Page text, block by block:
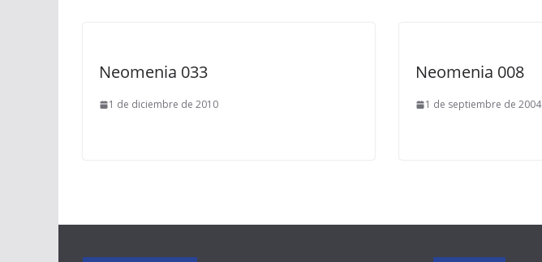
Neomenia 033
1 de diciembre de 2010
Neomenia 008
1 de septiembre de 2004